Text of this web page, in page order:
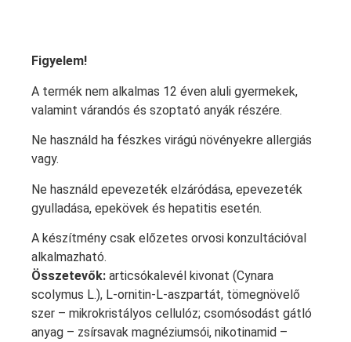
Figyelem!
A termék nem alkalmas 12 éven aluli gyermekek,
valamint várandós és szoptató anyák részére.
Ne használd ha fészkes virágú növényekre allergiás
vagy.
Ne használd epevezeték elzáródása, epevezeték
gyulladása, epekövek és hepatitis esetén.
A készítmény csak előzetes orvosi konzultációval
alkalmazható.
Összetevők: articsókalevél kivonat (Cynara
scolymus L.), L-ornitin-L-aszpartát, tömegnövelő
szer – mikrokristályos cellulóz; csomósodást gátló
anyag – zsírsavak magnéziumsói, nikotinamid –